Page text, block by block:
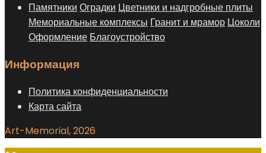
Памятники Оградки Цветники и надгробные плиты
Мемориальные комплексы Гранит и мрамор Цоколи
Оформление Благоустройство
Информация
Политика конфиденциальности
Карта сайта
Art-Memorial, 2026